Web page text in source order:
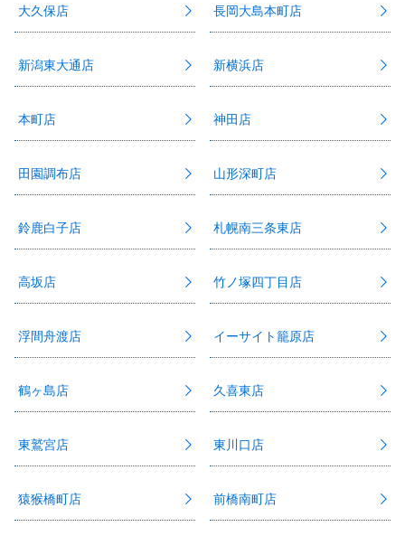
大久保店 長岡大島本町店
新潟東大通店 新横浜店
本町店 神田店
田園調布店 山形深町店
鈴鹿白子店 札幌南三条東店
高坂店 竹ノ塚四丁目店
浮間舟渡店 イーサイト籠原店
鶴ヶ島店 久喜東店
東鷲宮店 東川口店
猿猴橋町店 前橋南町店